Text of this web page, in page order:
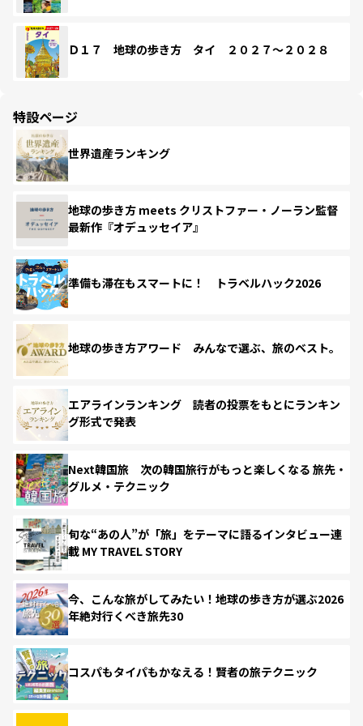
Ｄ１７ 地球の歩き方 タイ ２０２７～２０２８
特設ページ
世界遺産ランキング
地球の歩き方 meets クリストファー・ノーラン監督
最新作『オデュッセイア』
準備も滞在もスマートに！ トラベルハック2026
地球の歩き方アワード みんなで選ぶ、旅のベスト。
エアラインランキング 読者の投票をもとにランキン
グ形式で発表
Next韓国旅 次の韓国旅行がもっと楽しくなる 旅先・
グルメ・テクニック
旬な“あの人”が「旅」をテーマに語るインタビュー連
載 MY TRAVEL STORY
今、こんな旅がしてみたい！地球の歩き方が選ぶ2026
年絶対行くべき旅先30
コスパもタイパもかなえる！賢者の旅テクニック